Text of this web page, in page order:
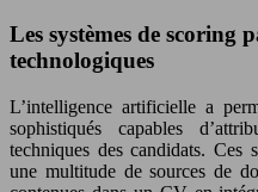
Les systèmes de scoring
technologiques
L’intelligence artificielle a
sophistiqués capables
techniques des candidats. Ces
une multitude de sources de